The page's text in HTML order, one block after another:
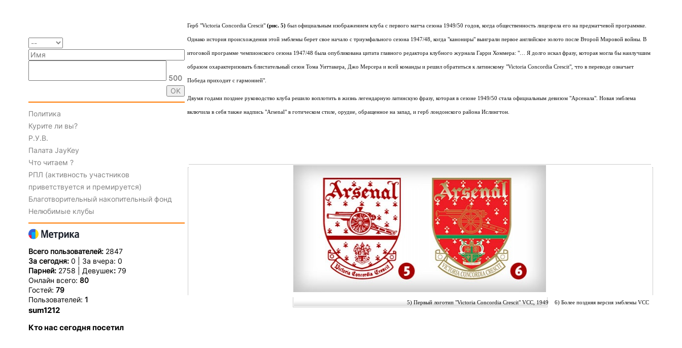
500
Политика
Курите ли вы?
Р.У.В.
Палата JayKey
Что читаем ?
РПЛ (активность участников
приветствуется и премируется)
Благотворительный накопительный фонд
Нелюбимые клубы
Всего пользователей: 2847
За сегодня: 0 | За вчера: 0
Парней: 2758 | Девушек:79
Онлайн всего: 80
Гостей: 79
Пользователей: 1
sum1212
Кто нас сегодня посетил
Герб "Victoria Concordia Crescit" (рис. 5)был официальным изображением клуба с первого матча сезона 1949/50 годов, когда общественность лицезрела его на предматчевой программке.
Однако история происхождения этой эмблемы берет свое начало с триумфального сезона 1947/48, когда "канониры" выиграли первое английское золото после Второй Мировой войны. В
итоговой программе чемпионского сезона 1947/48 была опубликована цитата главного редактора клубного журнала Гарри Хоммера: "… Я долго искал фразу, которая могла бы наилучшим
образом охарактеризовать блистательный сезон Тома Уиттакера, Джо Мерсера и всей команды и решил обратиться к латинскому "Victoria Concordia Crescit", что в переводе означает
Победа приходит с гармонией".
Двумя годами позднее руководство клуба решило воплотить в жизнь легендарную латинскую фразу, которая в сезоне 1949/50 стала официальным девизом "Арсенала". Новая эмблема
включила в себя также надпись "Arsenal" в готическом стиле, орудие, обращенное на запад, и герб лондонского района Ислингтон.
5) Первый логотип "Victoria Concordia Crescit" VCC, 1949 6) Более поздняя версия эмблемы VCC